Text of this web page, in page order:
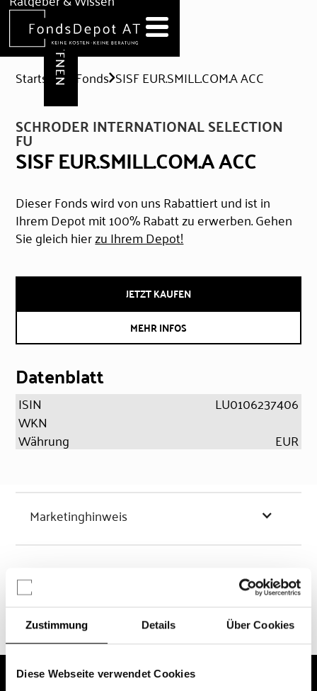
Zustimmung Details Über Cookies
Diese Webseite verwendet Cookies
Hilfe & Formulare
DEPOT ERÖFFNEN
Startseite Fonds SISF EUR.SMILL.COM.A ACC
SCHRODER INTERNATIONAL SELECTION
FU
SISF EUR.SMILL.COM.A ACC
Dieser Fonds wird von uns Rabattiert und ist in
Ihrem Depot mit 100% Rabatt zu erwerben. Gehen
Sie gleich hierzu Ihrem Depot!
JETZT KAUFEN
MEHR INFOS
Datenblatt
ISIN
LU0106237406
WKN
Währung
EUR
Marketinghinweis
Chancen & Risiken